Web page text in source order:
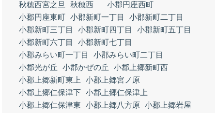
秋穂西宮之旦
秋穂西
小郡円座西町
小郡円座東町 小郡新町一丁目
小郡新町二丁目
小郡新町三丁目
小郡新町四丁目
小郡新町五丁目
小郡新町六丁目
小郡新町七丁目
小郡みらい町一丁目
小郡みらい町二丁目
小郡光が丘
小郡かぜの丘
小郡上郷新町西
小郡上郷新町東上
小郡上郷宮ノ原
小郡上郷仁保津下 小郡上郷仁保津上
小郡上郷仁保津東
小郡上郷八方原 小郡上郷岩屋